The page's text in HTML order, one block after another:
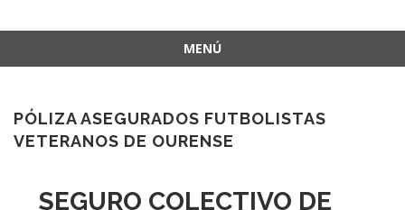
MENÚ
contenido
PÓLIZA ASEGURADOS FUTBOLISTAS
VETERANOS DE OURENSE
SEGURO COLECTIVO DE